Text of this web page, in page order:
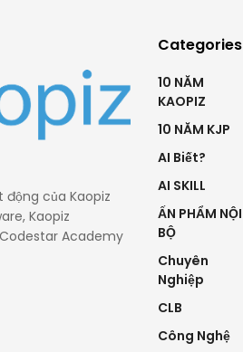
của Kaopiz
Kaopiz
Codestar Academy
Categories
10 NĂM
KAOPIZ
10 NĂM KJP
AI Biết?
AI SKILL
ẤN PHẨM NỘI
BỘ
Chuyên
Nghiệp
CLB
Công Nghệ